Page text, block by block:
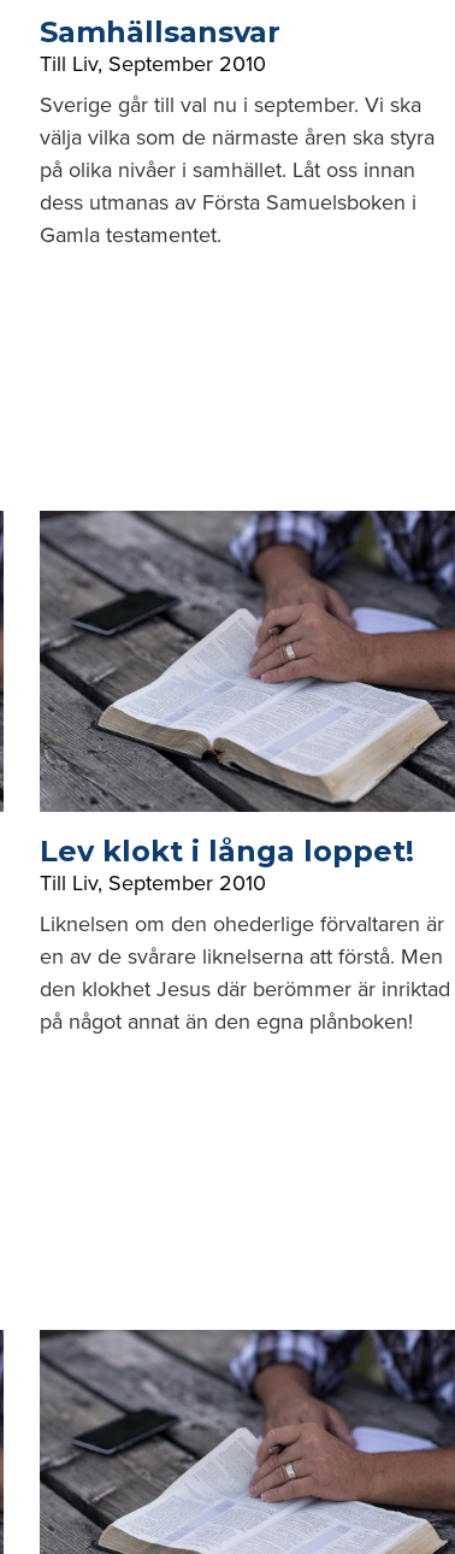
Samhällsansvar
Till Liv, September 2010
Sverige går till val nu i september. Vi ska
välja vilka som de närmaste åren ska styra
på olika nivåer i samhället. Låt oss innan
dess utmanas av Första Samuelsboken i
Gamla testamentet.
Lev klokt i långa loppet!
Till Liv, September 2010
Liknelsen om den ohederlige förvaltaren är
en av de svårare liknelserna att förstå. Men
den klokhet Jesus där berömmer är inriktad
på något annat än den egna plånboken!